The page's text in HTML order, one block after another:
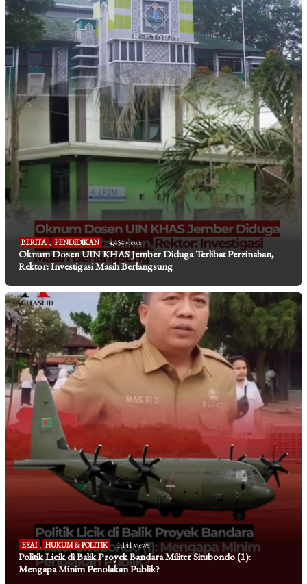
BERITA , PENDIDIKAN 4,454 views
Oknum Dosen UIN KHAS Jember Diduga Terlibat Perzinahan,
Rektor: Investigasi Masih Berlangsung
ESAI , HUKUM & POLITIK 1,141 views
Politik Licik di Balik Proyek Bandara Militer Situbondo (1):
Mengapa Minim Penolakan Publik?